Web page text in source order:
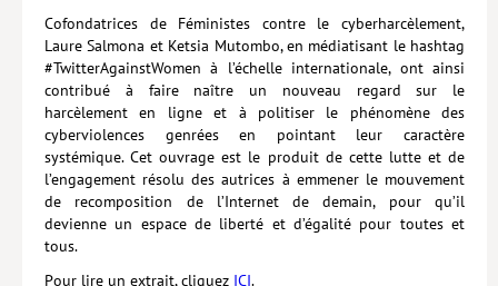
CONTACT
NEWSLETTER
POLITIQUE DE CONFIDENTIALITÉ
MENTIONS LÉGALES
POLITIQUE RELATIVE AUX COOKIES
Cofondatrices de Féministes contre le cyber­harcèlement,
Laure Salmona et Ketsia Mutombo, en médiatisant le hashtag
#TwitterAgainstWomen à l’échelle internationale, ont ainsi
contribué à faire naître un nouveau regard sur le
harcèlement en ligne et à politiser le phénomène des
cyberviolences genrées en pointant leur caractère
systémique. Cet ouvrage est le produit de cette lutte et de
l’engagement résolu des autrices à emmener le mouvement
de recomposition de l’Internet de demain, pour qu’il
devienne un espace de liberté et d’égalité pour toutes et
tous.
Pour lire un extrait, cliquez ICI.